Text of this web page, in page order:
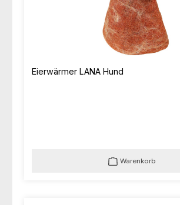
Eierwärmer LANA Hund
Warenkorb